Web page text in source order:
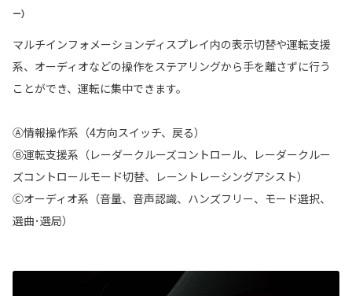
ー）
マルチインフォメーションディスプレイ内の表示切替や運転支援
系、オーディオなどの操作をステアリングから手を離さずに行う
ことができ、運転に集中できます。
Ⓐ情報操作系（4方向スイッチ、戻る）
Ⓑ運転支援系（レーダークルーズコントロール、レーダークルー
ズコントロールモード切替、レーントレーシングアシスト）
Ⓒオーディオ系（音量、音声認識、ハンズフリー、モード選択、
選曲･選局）